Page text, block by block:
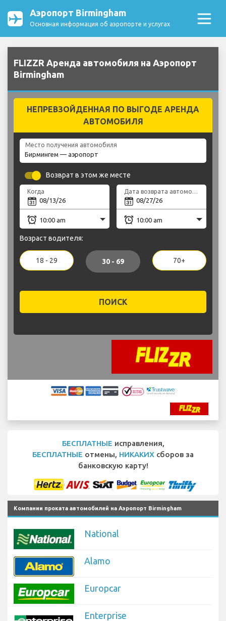
Аэропорт Birmingham
Основная информация об аэропорте и услугах
FLIZZR Аренда автомобиля на Аэропорт
Birmingham
НЕПРЕВЗОЙДЕННАЯ ПО ВЫГОДЕ АРЕНДА
АВТОМОБИЛЯ
Место получения автомобиля
Возврат в этом же месте
Когда Дата возврата автомобиля
Возраст водителя:
18 - 29 30 - 69 70+
ПОИСК
БЕСПЛАТНЫЕ исправления,
БЕСПЛАТНЫЕ отмены, НИКАКИХ сборов за
банковскую карту!
Компании проката автомобилей на Аэропорт Birmingham
National
Alamo
Europcar
Enterprise